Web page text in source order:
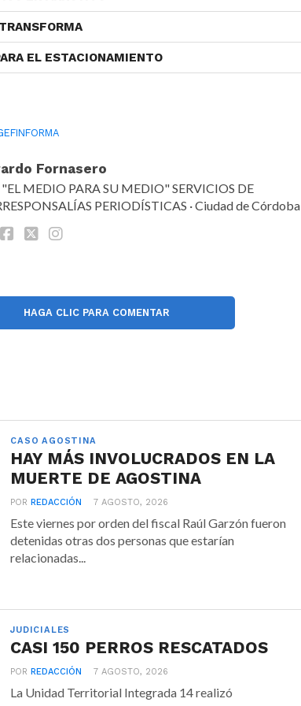
EL ESTACIONAMIENTO
Fornasero
"EL MEDIO PARA SU MEDIO" SERVICIOS DE
PERIODÍSTICAS · Ciudad de Córdoba
HAGA CLIC PARA COMENTAR
CASO AGOSTINA
HAY MÁS INVOLUCRADOS EN LA
MUERTE DE AGOSTINA
POR REDACCIÓN 7 AGOSTO, 2026
Este viernes por orden del fiscal Raúl Garzón fueron
detenidas otras dos personas que estarían
relacionadas...
JUDICIALES
CASI 150 PERROS RESCATADOS
POR REDACCIÓN 7 AGOSTO, 2026
La Unidad Territorial Integrada 14 realizó